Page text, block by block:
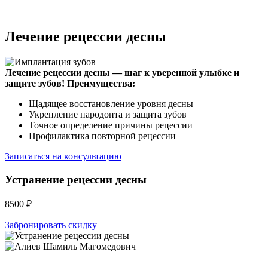
Лечение рецессии десны
Лечение рецессии десны — шаг к уверенной улыбке и
защите зубов! Преимущества:
Щадящее восстановление уровня десны
Укрепление пародонта и защита зубов
Точное определение причины рецессии
Профилактика повторной рецессии
Записаться на консультацию
Устранение рецессии десны
8500 ₽
Забронировать скидку